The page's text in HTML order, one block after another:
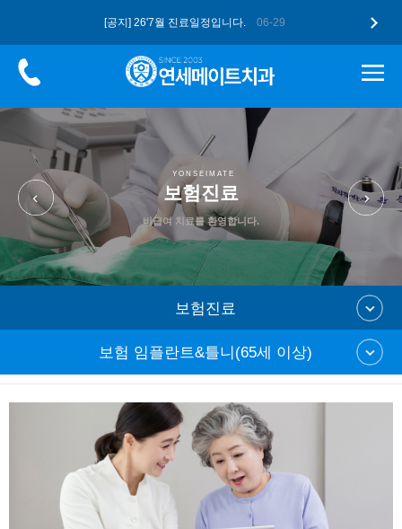
[공지] 26'7월 진료일정입니다. 06-29
[공지] 고유가 피해지원금, 연세메이… 05-12
[공지] 2026 병오년 새해 복 많…
YONSEIMATE
보험진료
비급여 치료를 환영합니다.
보험진료
보험 임플란트&틀니(65세 이상)